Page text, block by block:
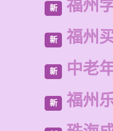
新 福州
新 福州
新 中老
新 福州